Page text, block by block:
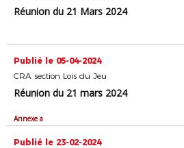
Réunion du 21 Mars 2024
Publié le 05-04-2024
CRA section Lois du Jeu
Réunion du 21 mars 2024
Annexe a
Publié le 23-02-2024